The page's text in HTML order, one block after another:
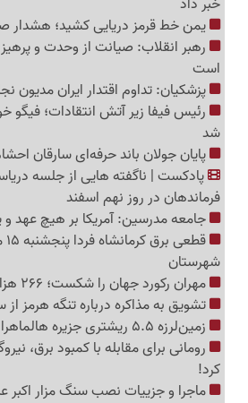
یمن خط قرمز دریایی کشید؛
رهبر انقلاب: صیانت از وحدت و
است
پزشکیان: تداوم اقتدار ایران
رئیس فیفا زیر آتش انتقادات؛ فیگو
شد
پایان جولان باند حرفه‌ای سارقان
پادکست | ناگفته هایی از جلسه
فرماندهان در روز نهم اسفند
جامعه مدرسین: آمریکا بر هیچ عهد
شهرستان
مهران رکورد جهان را شکست؛ 266 هزار تردد در یک روز
تشویق به مذاکره درباره تنگه هرمز
زمین‌لرزه 5.5 ریشتری جزیره هالماهرا اندونزی را لرزاند
کرد!
ماجرا و جزییات نصب سنگ مزار اکبر